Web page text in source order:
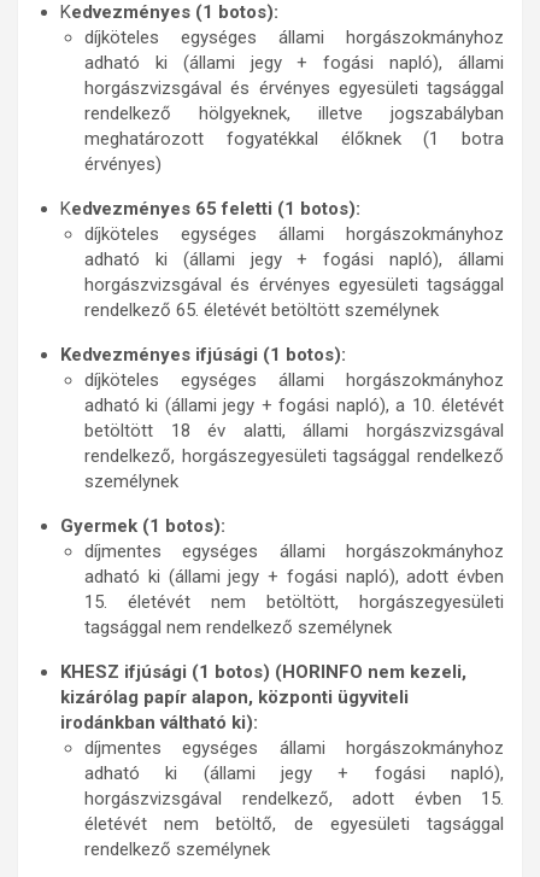
Kedvezményes (1 botos):
díjköteles egységes állami horgászokmányhoz
adható ki (állami jegy + fogási napló), állami
horgászvizsgával és érvényes egyesületi tagsággal
rendelkező hölgyeknek, illetve jogszabályban
meghatározott fogyatékkal élőknek (1 botra
érvényes)
Kedvezményes 65 feletti (1 botos):
díjköteles egységes állami horgászokmányhoz
adható ki (állami jegy + fogási napló), állami
horgászvizsgával és érvényes egyesületi tagsággal
rendelkező 65. életévét betöltött személynek
Kedvezményes ifjúsági (1 botos):
díjköteles egységes állami horgászokmányhoz
adható ki (állami jegy + fogási napló), a 10. életévét
betöltött 18 év alatti, állami horgászvizsgával
rendelkező, horgászegyesületi tagsággal rendelkező
személynek
Gyermek (1 botos):
díjmentes egységes állami horgászokmányhoz
adható ki (állami jegy + fogási napló), adott évben
15. életévét nem betöltött, horgászegyesületi
tagsággal nem rendelkező személynek
KHESZ ifjúsági (1 botos) (HORINFO nem kezeli,
kizárólag papír alapon, központi ügyviteli
irodánkban váltható ki):
díjmentes egységes állami horgászokmányhoz
adható ki (állami jegy + fogási napló),
horgászvizsgával rendelkező, adott évben 15.
életévét nem betöltő, de egyesületi tagsággal
rendelkező személynek